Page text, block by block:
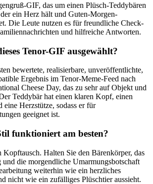
GIF, das um einen Plüsch-Teddybären
ein Herz hält und Guten-Morgen-
Die Leute nutzen es für freundliche Check-
und hilfreiche Antworten.
Tenor-GIF ausgewählt?
bewertete, realisierbare, unveröffentlichte,
Ergebnis im Tenor-Meme-Feed nach
Cheese Day, das zu sehr auf Objekt und
Teddybär hat einen klaren Kopf, einen
eine Herzstütze, sodass er für
geeignet ist.
funktioniert am besten?
Kopftausch. Halten Sie den Bärenkörper, das
die morgendliche Umarmungsbotschaft
weiterhin wie ein herzliches
nicht wie ein zufälliges Plüschtier aussieht.